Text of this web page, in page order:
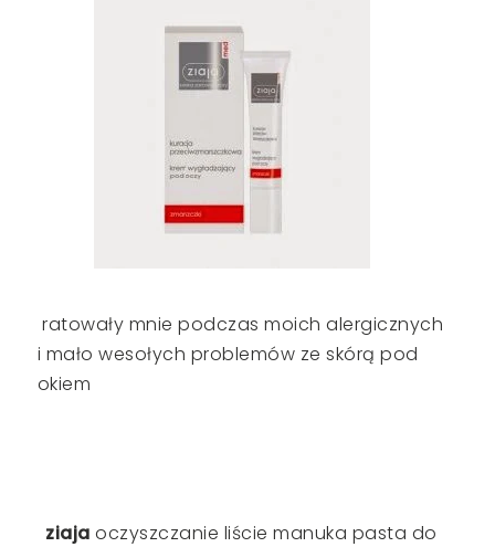
ratowały mnie podczas moich alergicznych
i mało wesołych problemów ze skórą pod
okiem
ziajaoczyszczanie liście manuka pasta do